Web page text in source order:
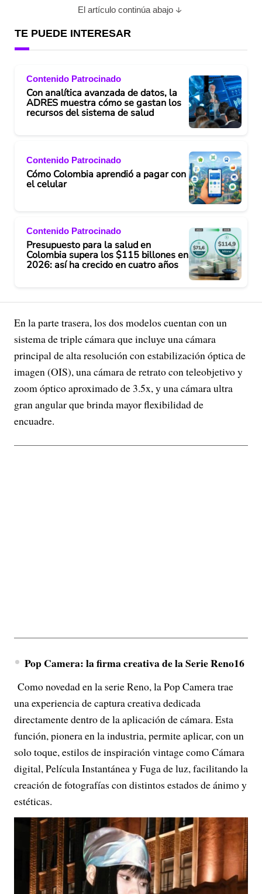
El artículo continúa abajo
TE PUEDE INTERESAR
Contenido Patrocinado
Con analítica avanzada de datos, la
ADRES muestra cómo se gastan los
recursos del sistema de salud
Contenido Patrocinado
Cómo Colombia aprendió a pagar con
el celular
Contenido Patrocinado
Presupuesto para la salud en
Colombia supera los $115 billones en
2026: así ha crecido en cuatro años
En la parte trasera, los dos modelos cuentan con un
sistema de triple cámara que incluye una cámara
principal de alta resolución con estabilización óptica de
imagen (OIS), una cámara de retrato con teleobjetivo y
zoom óptico aproximado de 3.5x, y una cámara ultra
gran angular que brinda mayor flexibilidad de
encuadre.
Pop Camera: la firma creativa de la Serie Reno16
Como novedad en la serie Reno, la Pop Camera trae
una experiencia de captura creativa dedicada
directamente dentro de la aplicación de cámara. Esta
función, pionera en la industria, permite aplicar, con un
solo toque, estilos de inspiración vintage como Cámara
digital, Película Instantánea y Fuga de luz, facilitando la
creación de fotografías con distintos estados de ánimo y
estéticas.